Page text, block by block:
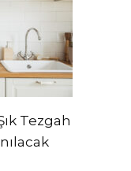
Tezgah